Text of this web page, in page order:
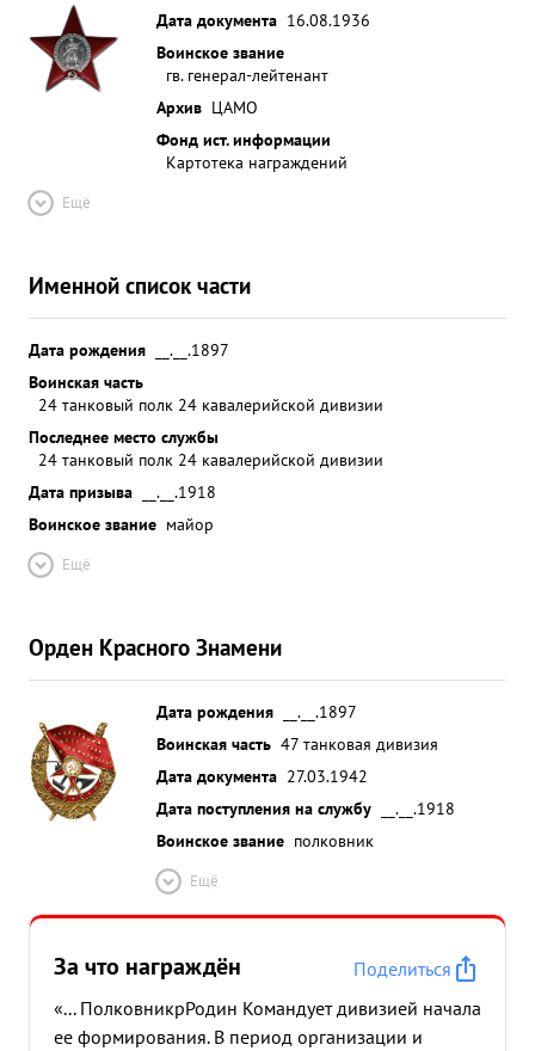
Дата документа 16.08.1936
Воинское звание
гв. генерал-лейтенант
Архив ЦАМО
Фонд ист. информации
Картотека награждений
Ещё
Именной список части
Дата рождения
__.__.1897
Воинская часть
24 танковый полк 24 кавалерийской дивизии
Последнее место службы
24 танковый полк 24 кавалерийской дивизии
Дата призыва
__.__.1918
Воинское звание майор
Ещё
Орден Красного Знамени
Дата рождения
__.__.1897
Воинская часть 47 танковая дивизия
Дата документа 27.03.1942
Дата поступления на службу
__.__.1918
Воинское звание полковник
Ещё
За что награждён
Поделиться
«... ПолковникрРодин Командует дивизией начала
ее формирования. В период организации и